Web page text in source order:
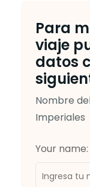
Para
viaje
datos
Nombre
Imperiales
Your name: